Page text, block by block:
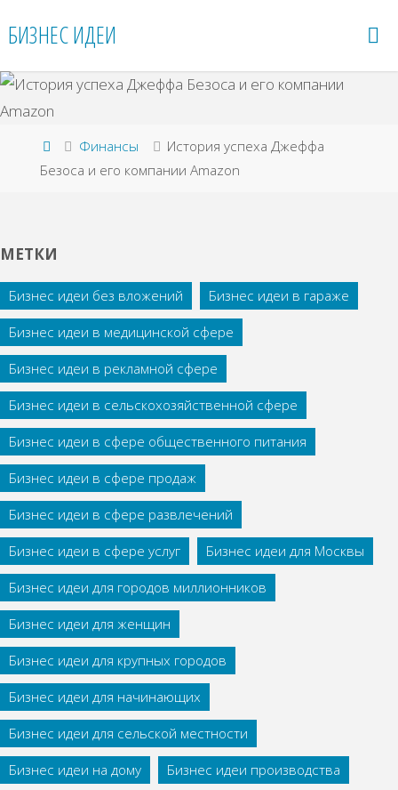
БИЗНЕС ИДЕИ
Главная
Финансы
История успеха Джеффа
Безоса и его компании Amazon
МЕТКИ
Бизнес идеи без вложений
Бизнес идеи в гараже
Бизнес идеи в медицинской сфере
Бизнес идеи в рекламной сфере
Бизнес идеи в сельскохозяйственной сфере
Бизнес идеи в сфере общественного питания
Бизнес идеи в сфере продаж
Бизнес идеи в сфере развлечений
Бизнес идеи в сфере услуг
Бизнес идеи для Москвы
Бизнес идеи для городов миллионников
Бизнес идеи для женщин
Бизнес идеи для крупных городов
Бизнес идеи для начинающих
Бизнес идеи для сельской местности
Бизнес идеи на дому
Бизнес идеи производства